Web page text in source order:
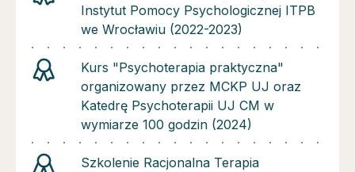
Instytut Pomocy Psychologicznej ITPB
we Wrocławiu (2022-2023)
Kurs "Psychoterapia praktyczna"
organizowany przez MCKP UJ oraz
Katedrę Psychoterapii UJ CM w
wymiarze 100 godzin (2024)
Szkolenie Racjonalna Terapia